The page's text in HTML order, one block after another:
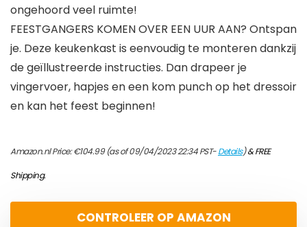
ongehoord veel ruimte!
FEESTGANGERS KOMEN OVER EEN UUR AAN? Ontspan
je. Deze keukenkast is eenvoudig te monteren dankzij
de geïllustreerde instructies. Dan drapeer je
vingervoer, hapjes en een kom punch op het dressoir
en kan het feest beginnen!
Amazon.nl Price:€104.99(as of 09/04/2023 22:34 PST-Details)&FREE
Shipping.
CONTROLEER OP AMAZON